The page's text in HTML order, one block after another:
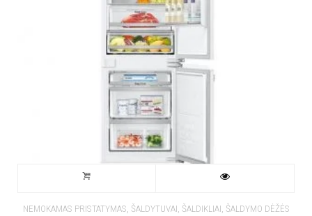
NEMOKAMAS PRISTATYMAS, ŠALDYTUVAI, ŠALDIKLIAI, ŠALDYMO DĖŽĖS